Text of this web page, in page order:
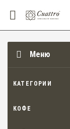
Меню
КАТЕГОРИИ
КОФЕ